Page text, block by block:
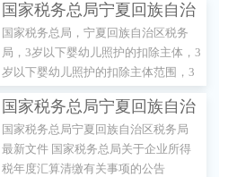
国家税务总局宁夏回族自治
区税务局 热点问答 3岁以下
婴幼儿照护的扣除主体、范
围和扣除标准是什么?
国家税务总局，宁夏回族自治区税务
局，3岁以下婴幼儿照护的扣除主体，3
岁以下婴幼儿照护的扣除主体范围，3
岁以下婴幼儿照护的扣除主体标准
国家税务总局宁夏回族自治
区税务局 最新文件 国家税
务总局关于企业所得税年度
国家税务总局宁夏回族自治区税务局
最新文件 国家税务总局关于企业所得
税年度汇算清缴有关事项的公告